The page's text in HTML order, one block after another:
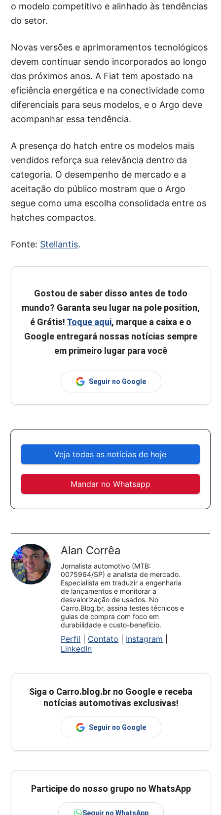
o modelo competitivo e alinhado às tendências
do setor.
Novas versões e aprimoramentos tecnológicos
devem continuar sendo incorporados ao longo
dos próximos anos. A Fiat tem apostado na
eficiência energética e na conectividade como
diferenciais para seus modelos, e o Argo deve
acompanhar essa tendência.
A presença do hatch entre os modelos mais
vendidos reforça sua relevância dentro da
categoria. O desempenho de mercado e a
aceitação do público mostram que o Argo
segue como uma escolha consolidada entre os
hatches compactos.
Fonte: Stellantis.
Gostou de saber disso antes de todo
mundo? Garanta seu lugar na pole position,
é Grátis! Toque aqui, marque a caixa e o
Google entregará nossas notícias sempre
em primeiro lugar para você
Seguir no Google
Veja todas as notícias de hoje
Mandar no Whatsapp
Alan Corrêa
Jornalista automotivo (MTB:
0075964/SP) e analista de mercado.
Especialista em traduzir a engenharia
de lançamentos e monitorar a
desvalorização de usados. No
Carro.Blog.br, assina testes técnicos e
guias de compra com foco em
durabilidade e custo-benefício.
Perfil Contato Instagram
LinkedIn
Siga o Carro.blog.br no Google e receba
notícias automotivas exclusivas!
Seguir no Google
Participe do nosso grupo no WhatsApp
Seguir no WhatsApp